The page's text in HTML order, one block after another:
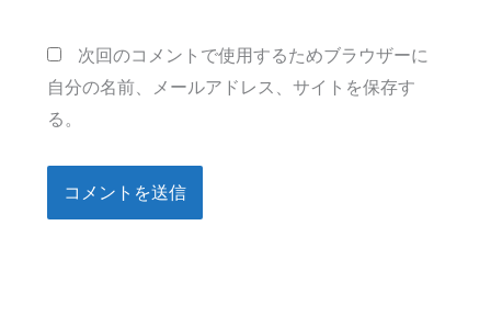
次回のコメントで使用するためブラウザーに
自分の名前、メールアドレス、サイトを保存す
る。